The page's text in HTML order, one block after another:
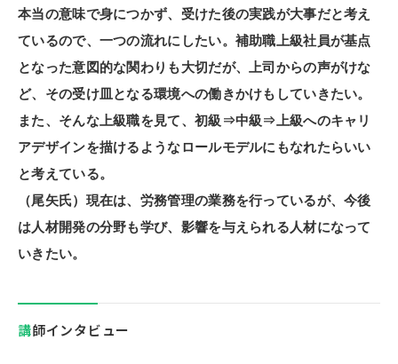
本当の意味で身につかず、受けた後の実践が大事だと考え
ているので、一つの流れにしたい。補助職上級社員が基点
となった意図的な関わりも大切だが、上司からの声がけな
ど、その受け皿となる環境への働きかけもしていきたい。
また、そんな上級職を見て、初級⇒中級⇒上級へのキャリ
アデザインを描けるようなロールモデルにもなれたらいい
と考えている。
（尾矢氏）現在は、労務管理の業務を行っているが、今後
は人材開発の分野も学び、影響を与えられる人材になって
いきたい。
講師インタビュー